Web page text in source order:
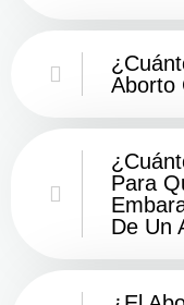
Aborto
Para
De Un